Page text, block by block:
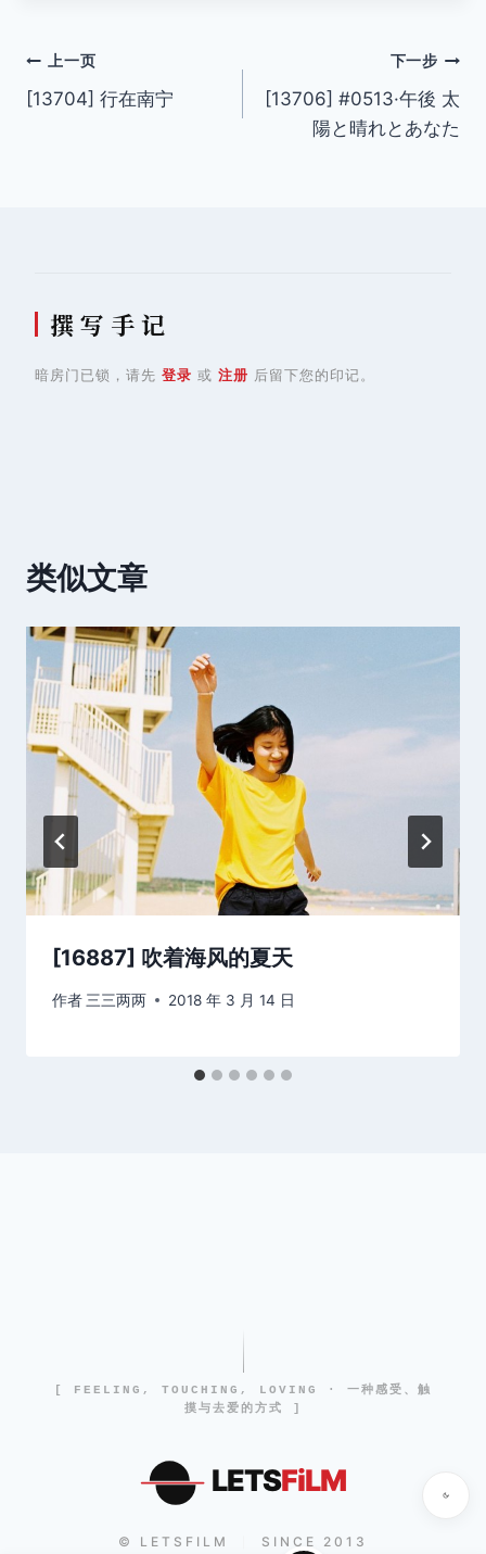
文
章
上一页
[13704] 行在南宁
下一步
[13706] #0513·午後 太
陽と晴れとあなた
撰 写 手 记
暗房门已锁，请先 登录 或 注册 后留下您的印记。
类似文章
[16887] 吹着海风的夏天
作者 三三两两 2018 年 3 月 14 日
[ FEELING, TOUCHING, LOVING · 一种感受、触
摸与去爱的方式 ]
LETSFiLM
© LETSFILM SINCE 2013